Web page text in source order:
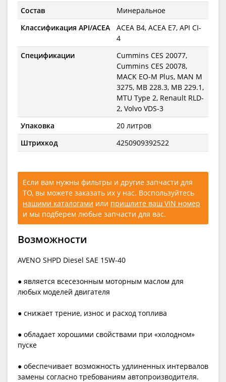
Состав
Минеральное
Классификация API/ACEA
ACEA B4, ACEA E7, API CI-
4
Спецификации
Cummins CES 20077,
Cummins CES 20078,
MACK EO-M Plus, MAN M
3275, MB 228.3, MB 229.1,
MTU Type 2, Renault RLD-
2, Volvo VDS-3
Упаковка
20 литров
Штрихкод
4250909392522
Если вам нужны фильтры и другие запчасти для
ТО, вы можете заказать их у нас. Воспользуйтесь
нашими каталогами или пришлите ваш VIN номер
и мы подберем любые запчасти для вас.
Возможности
AVENO SHPD Diesel SAE 15W-40
● является всесезонным моторным маслом для
любых моделей двигателя
● снижает трение, износ и расход топлива
● обладает хорошими свойствами при «холодном»
пуске
● обеспечивает возможность удлиненных интервалов
замены согласно требованиям автопроизводителя.